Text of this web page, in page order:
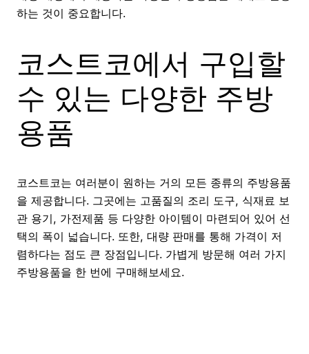
하는 것이 중요합니다.
코스트코에서 구입할
수 있는 다양한 주방
용품
코스트코는 여러분이 원하는 거의 모든 종류의 주방용품
을 제공합니다. 그곳에는 고품질의 조리 도구, 식재료 보
관 용기, 가전제품 등 다양한 아이템이 마련되어 있어 선
택의 폭이 넓습니다. 또한, 대량 판매를 통해 가격이 저
렴하다는 점도 큰 장점입니다. 가볍게 방문해 여러 가지
주방용품을 한 번에 구매해보세요.